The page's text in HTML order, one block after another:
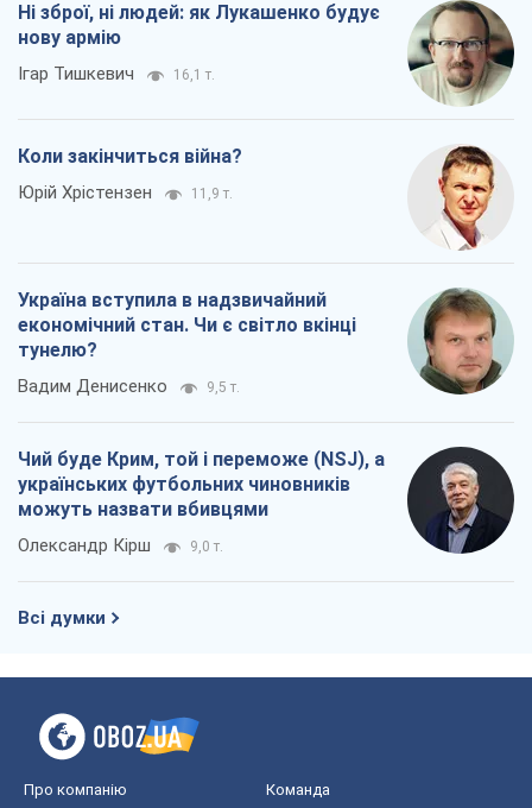
Ні зброї, ні людей: як Лукашенко будує
нову армію
Ігар Тишкевич 16,1 т.
Коли закінчиться війна?
Юрій Хрістензен 11,9 т.
Україна вступила в надзвичайний
економічний стан. Чи є світло вкінці
тунелю?
Вадим Денисенко 9,5 т.
Чий буде Крим, той і переможе (NSJ), а
українських футбольних чиновників
можуть назвати вбивцями
Олександр Кірш 9,0 т.
Всі думки
Про компанію Команда